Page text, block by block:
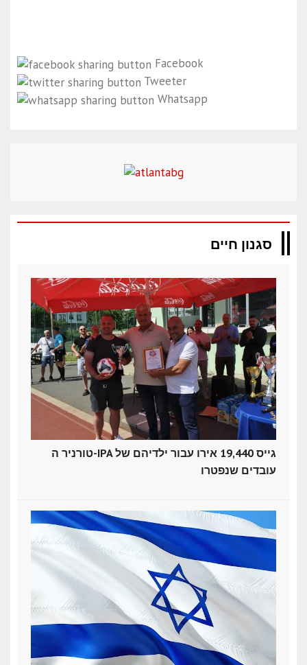
Facebook
Tweeter
Whatsapp
סגנון חיים
טורניר ה-IPA גייס 19,440 אירו עבור ילדיהם של
עובדים שנפטרו